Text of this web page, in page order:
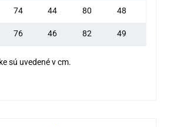
74 44 80 48
76 46 82 49
sú uvedené v cm.